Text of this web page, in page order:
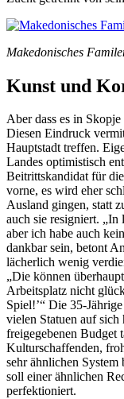
Makedonisches
Kunst und
Aber dass es in
Diesen Eindruck
Hauptstadt treffen.
Landes optimistisch
Beitrittskandidat für
vorne, es wird eher
Ausland gingen, statt
auch sie resigniert.
aber ich habe auch
dankbar sein, betont
lächerlich wenig
„Die können
Arbeitsplatz nicht
Spiel!’“ Die 35-
vielen Statuen auf
freigegebenen Budget
Kulturschaffenden,
sehr ähnlichen
soll einer ähnlichen
perfektioniert.